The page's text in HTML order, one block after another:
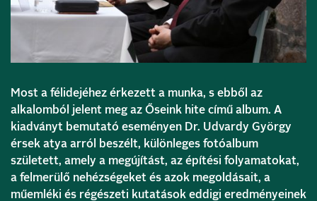
Most a félidejéhez érkezett a munka, s ebből az
alkalomból jelent meg az Őseink hite című album. A
kiadványt bemutató eseményen Dr. Udvardy György
érsek atya arról beszélt, különleges fotóalbum
született, amely a megújítást, az építési folyamatokat,
a felmerülő nehézségeket és azok megoldásait, a
műemléki és régészeti kutatások eddigi eredményeinek